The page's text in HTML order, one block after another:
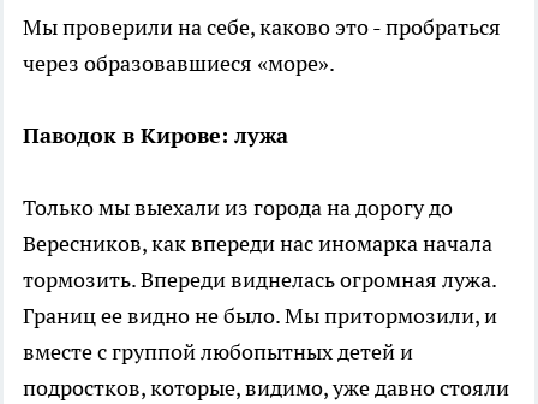
Мы проверили на себе, каково это - пробраться
через образовавшиеся «море».
Паводок в Кирове: лужа
Только мы выехали из города на дорогу до
Вересников, как впереди нас иномарка начала
тормозить. Впереди виднелась огромная лужа.
Границ ее видно не было. Мы притормозили, и
вместе с группой любопытных детей и
подростков, которые, видимо, уже давно стояли